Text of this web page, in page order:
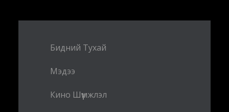
Бидний Тухай
Мэдээ
Кино Шүүмжлэл